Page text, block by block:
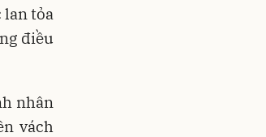
lan tỏa
điều
nhân
vách